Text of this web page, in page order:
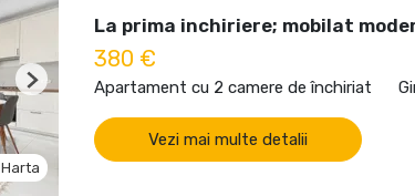
Harta
Next
La prima inchiriere; mobilat
380 €
Apartament cu 2 camere de închiriat
Vezi mai multe detalii